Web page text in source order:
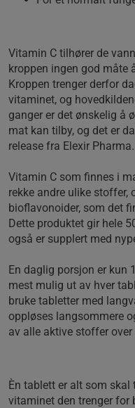
Vitamin C tilhører de
kroppen ingen god måte
Kroppen trenger derfor
vitaminet, og
ganger er det ønskelig å
mat kan tilby, og det er
release fra Elexir Pharma.
Vitamin C som finnes i
rekke andre ulike stoffer,
bioflavonoider, som det
Dette produktet gir hele
også er supplert med
En daglig porsjon er kun
mest mulig ut av hver
bruke tabletter med
oppløses langsommere
av alle aktive stoffer over
Èn tablett er alt som skal
vitaminet den trenger for